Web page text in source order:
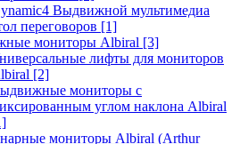
Выдвижной мультимедиа
переговоров [1]
мониторы Albiral [3]
лифты для мониторов
[2]
мониторы с
углом наклона Albiral
мониторы Albiral (Arthur